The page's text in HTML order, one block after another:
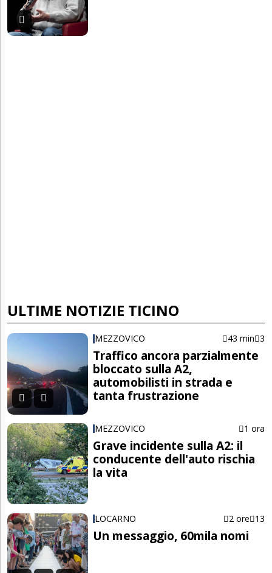
ULTIME NOTIZIE TICINO
MEZZOVICO 43 min 3
Traffico ancora parzialmente
bloccato sulla A2,
automobilisti in strada e
tanta frustrazione
MEZZOVICO 1 ora
Grave incidente sulla A2: il
conducente dell'auto rischia
la vita
LOCARNO 2 ore 13
Un messaggio, 60mila nomi